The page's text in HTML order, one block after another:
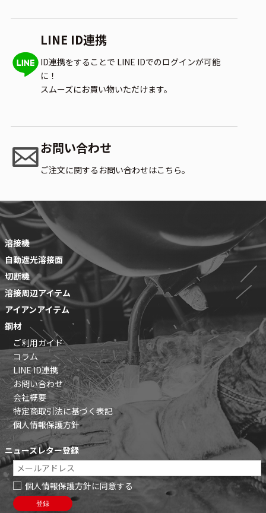
LINE ID連携
ID連携をすることで LINE IDでのログインが可能
に！
スムーズにお買い物いただけます。
お問い合わせ
ご注文に関するお問い合わせはこちら。
溶接機
自動遮光溶接面
切断機
溶接周辺アイテム
アイアンアイテム
鋼材
ご利用ガイド
コラム
LINE ID連携
お問い合わせ
会社概要
特定商取引法に基づく表記
個人情報保護方針
ニュースレター登録
個人情報保護方針に同意する